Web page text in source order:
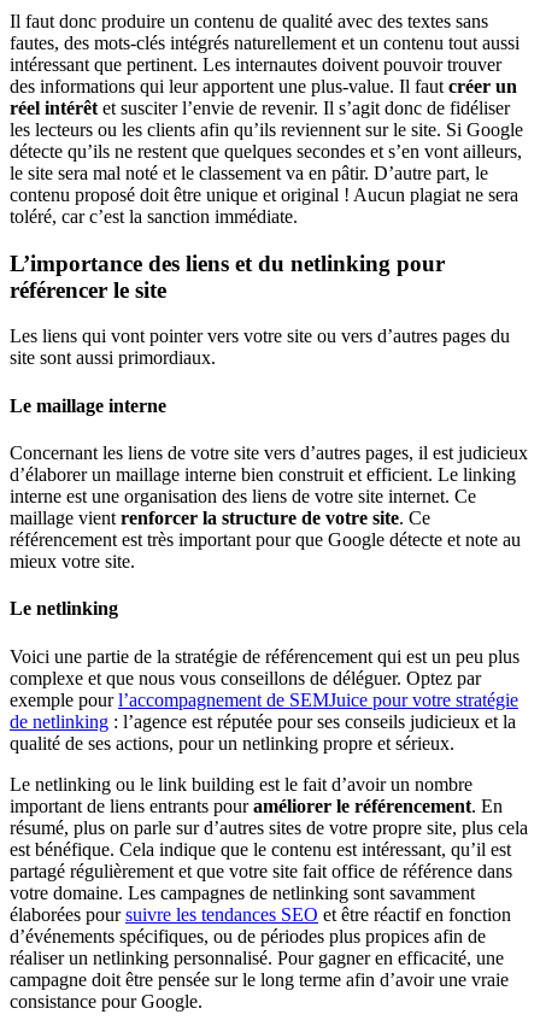
Il faut donc produire un contenu de qualité avec des textes sans
fautes, des mots-clés intégrés naturellement et un contenu tout aussi
intéressant que pertinent. Les internautes doivent pouvoir trouver
des informations qui leur apportent une plus-value. Il faut créer un
réel intérêt et susciter l’envie de revenir. Il s’agit donc de fidéliser
les lecteurs ou les clients afin qu’ils reviennent sur le site. Si Google
détecte qu’ils ne restent que quelques secondes et s’en vont ailleurs,
le site sera mal noté et le classement va en pâtir. D’autre part, le
contenu proposé doit être unique et original ! Aucun plagiat ne sera
toléré, car c’est la sanction immédiate.
L’importance des liens et du netlinking pour
référencer le site
Les liens qui vont pointer vers votre site ou vers d’autres pages du
site sont aussi primordiaux.
Le maillage interne
Concernant les liens de votre site vers d’autres pages, il est judicieux
d’élaborer un maillage interne bien construit et efficient. Le linking
interne est une organisation des liens de votre site internet. Ce
maillage vient renforcer la structure de votre site. Ce
référencement est très important pour que Google détecte et note au
mieux votre site.
Le netlinking
Voici une partie de la stratégie de référencement qui est un peu plus
complexe et que nous vous conseillons de déléguer. Optez par
exemple pourl’accompagnement de SEMJuice pour votre stratégie
de netlinking : l’agence est réputée pour ses conseils judicieux et la
qualité de ses actions, pour un netlinking propre et sérieux.
Le netlinking ou le link building est le fait d’avoir un nombre
important de liens entrants pouraméliorer le référencement. En
résumé, plus on parle sur d’autres sites de votre propre site, plus cela
est bénéfique. Cela indique que le contenu est intéressant, qu’il est
partagé régulièrement et que votre site fait office de référence dans
votre domaine. Les campagnes de netlinking sont savamment
élaborées poursuivre les tendances SEO et être réactif en fonction
d’événements spécifiques, ou de périodes plus propices afin de
réaliser un netlinking personnalisé. Pour gagner en efficacité, une
campagne doit être pensée sur le long terme afin d’avoir une vraie
consistance pour Google.